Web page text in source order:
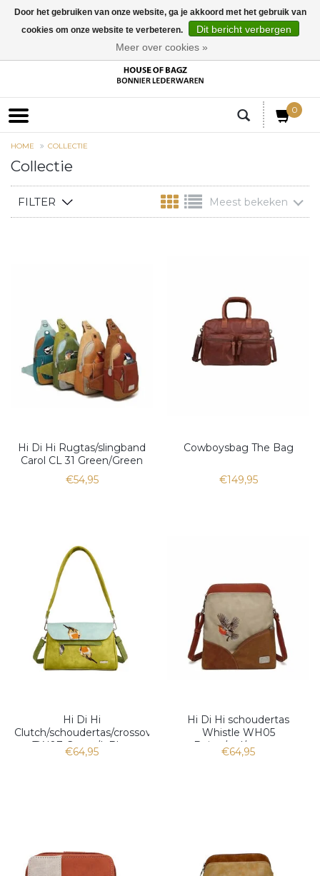
0
HOME COLLECTIE
Collectie
FILTER Meest bekeken
Hi Di Hi Rugtas/slingband
Carol CL 31 Green/Green
€54,95
Cowboysbag The Bag
€149,95
Hi Di Hi
Clutch/schoudertas/crossoverTwiggle
TW07 Green/L.Blue
€64,95
Hi Di Hi schoudertas
Whistle WH05
Beige/red/cognac
€64,95
Door het gebruiken van onze website, ga je akkoord met het gebruik van
cookies om onze website te verbeteren.
Dit bericht verbergen
Meer over cookies »